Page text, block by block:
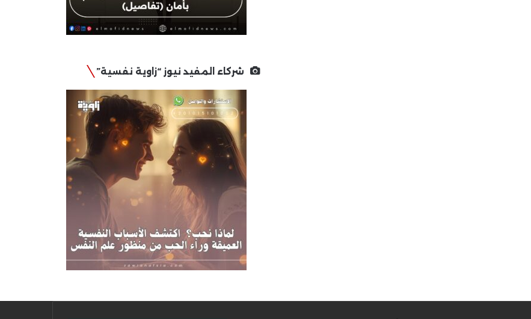
شركاء المفيد نيوز “زاوية نفسية”